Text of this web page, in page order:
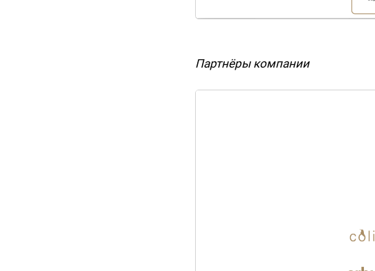
Партнёры компании